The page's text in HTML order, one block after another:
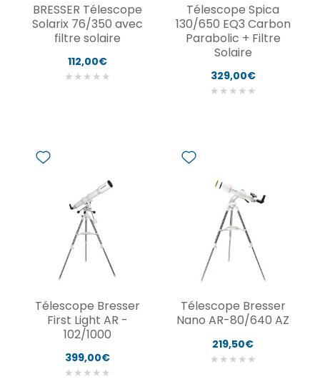
BRESSER Télescope
Solarix 76/350 avec
filtre solaire
112,00€
★ ★ ★ ★ ★
Télescope Spica
130/650 EQ3 Carbon
Parabolic + Filtre
Solaire
329,00€
★ ★ ★ ★ ★
Télescope Bresser
First Light AR -
102/1000
399,00€
★ ★ ★ ★ ★
Télescope Bresser
Nano AR-80/640 AZ
219,50€
★ ★ ★ ★ ★